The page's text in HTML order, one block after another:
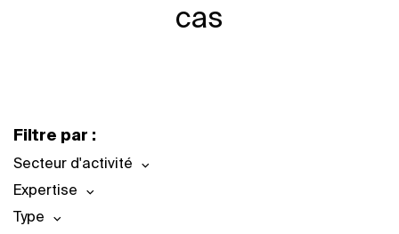
cas
Filtre par :
Secteur d'activité
Expertise
Type